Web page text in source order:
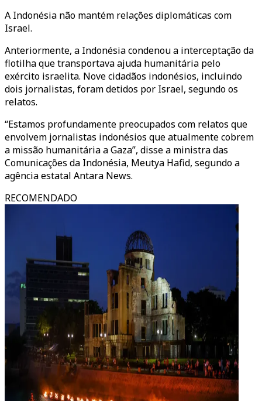
A Indonésia não mantém relações diplomáticas com
Israel.
Anteriormente, a Indonésia condenou a interceptação da
flotilha que transportava ajuda humanitária pelo
exército israelita. Nove cidadãos indonésios, incluindo
dois jornalistas, foram detidos por Israel, segundo os
relatos.
“Estamos profundamente preocupados com relatos que
envolvem jornalistas indonésios que atualmente cobrem
a missão humanitária a Gaza”, disse a ministra das
Comunicações da Indonésia, Meutya Hafid, segundo a
agência estatal Antara News.
RECOMENDADO